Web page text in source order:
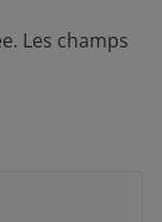
Les champs